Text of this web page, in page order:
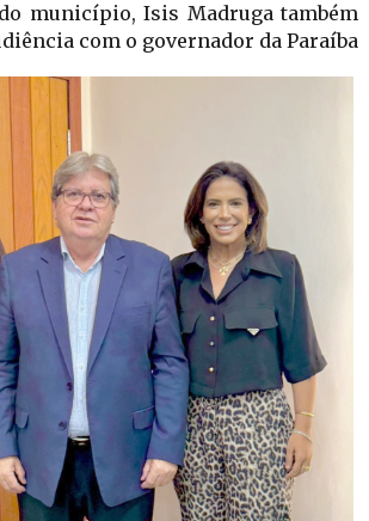
município, Isis Madruga também
com o governador da Paraíba